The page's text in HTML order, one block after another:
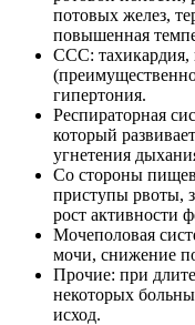
потовых желез,
повышенная
ССС: тахикардия,
гипертония.
Респираторная
который
угнетения
Со стороны
приступы рвоты,
рост активности
Мочеполовая
мочи, снижение
Прочие: при
некоторых
исход.